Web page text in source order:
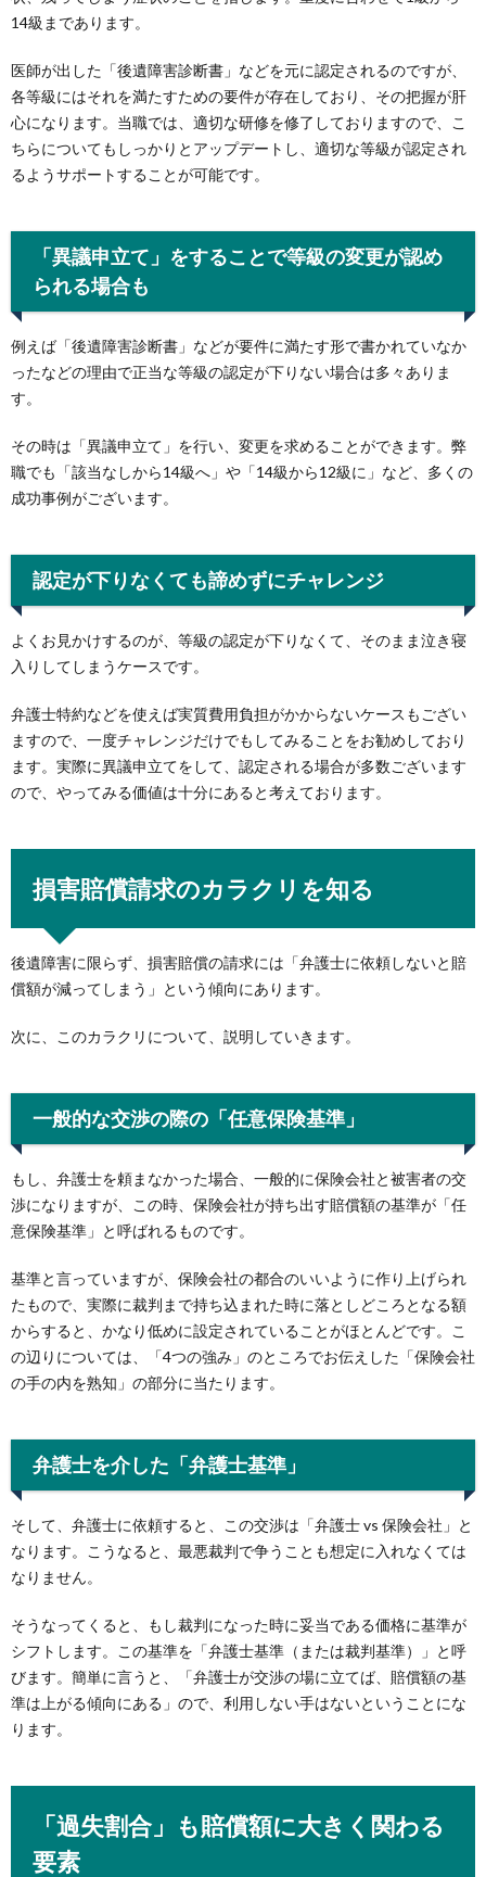
14級まであります。
医師が出した「後遺障害診断書」などを元に認定されるのですが、
各等級にはそれを満たすための要件が存在しており、その把握が肝
心になります。当職では、適切な研修を修了しておりますので、こ
ちらについてもしっかりとアップデートし、適切な等級が認定され
るようサポートすることが可能です。
「異議申立て」をすることで等級の変更が認め
られる場合も
例えば「後遺障害診断書」などが要件に満たす形で書かれていなか
ったなどの理由で正当な等級の認定が下りない場合は多々ありま
す。
その時は「異議申立て」を行い、変更を求めることができます。弊
職でも「該当なしから14級へ」や「14級から12級に」など、多くの
成功事例がございます。
認定が下りなくても諦めずにチャレンジ
よくお見かけするのが、等級の認定が下りなくて、そのまま泣き寝
入りしてしまうケースです。
弁護士特約などを使えば実質費用負担がかからないケースもござい
ますので、一度チャレンジだけでもしてみることをお勧めしており
ます。実際に異議申立てをして、認定される場合が多数ございます
ので、やってみる価値は十分にあると考えております。
損害賠償請求のカラクリを知る
後遺障害に限らず、損害賠償の請求には「弁護士に依頼しないと賠
償額が減ってしまう」という傾向にあります。
次に、このカラクリについて、説明していきます。
一般的な交渉の際の「任意保険基準」
もし、弁護士を頼まなかった場合、一般的に保険会社と被害者の交
渉になりますが、この時、保険会社が持ち出す賠償額の基準が「任
意保険基準」と呼ばれるものです。
基準と言っていますが、保険会社の都合のいいように作り上げられ
たもので、実際に裁判まで持ち込まれた時に落としどころとなる額
からすると、かなり低めに設定されていることがほとんどです。こ
の辺りについては、「4つの強み」のところでお伝えした「保険会社
の手の内を熟知」の部分に当たります。
弁護士を介した「弁護士基準」
そして、弁護士に依頼すると、この交渉は「弁護士 vs 保険会社」と
なります。こうなると、最悪裁判で争うことも想定に入れなくては
なりません。
そうなってくると、もし裁判になった時に妥当である価格に基準が
シフトします。この基準を「弁護士基準（または裁判基準）」と呼
びます。簡単に言うと、「弁護士が交渉の場に立てば、賠償額の基
準は上がる傾向にある」ので、利用しない手はないということにな
ります。
「過失割合」も賠償額に大きく関わる
要素